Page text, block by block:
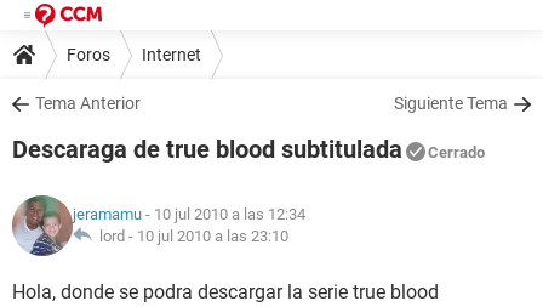
Foros Internet
Tema Anterior Siguiente Tema
Descaraga de true blood subtitulada Cerrado
jeramamu - 10 jul 2010 a las 12:34
lord - 10 jul 2010 a las 23:10
Hola, donde se podra descargar la serie true blood